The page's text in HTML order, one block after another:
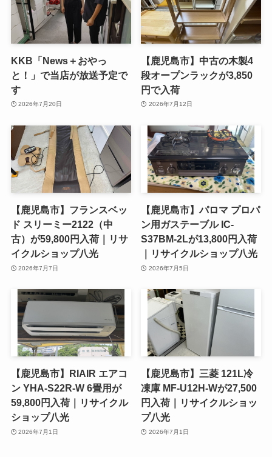
KKB「News＋おやっ
と！」で当店が放送予定で
す
2026年7月20日
【鹿児島市】中古の木製4
段オープンラックが3,850
円で入荷
2026年7月12日
【鹿児島市】フランスベッ
ド スリーミー2122（中
古）が59,800円入荷｜リサ
イクルショップ八光
2026年7月7日
【鹿児島市】パロマ プロパ
ン用ガステーブル IC-
S37BM-2Lが13,800円入荷
｜リサイクルショップ八光
2026年7月5日
【鹿児島市】RIAIR エアコ
ン YHA-S22R-W 6畳用が
59,800円入荷｜リサイクル
ショップ八光
2026年7月1日
【鹿児島市】三菱 121L冷
凍庫 MF-U12H-Wが27,500
円入荷｜リサイクルショッ
プ八光
2026年7月1日